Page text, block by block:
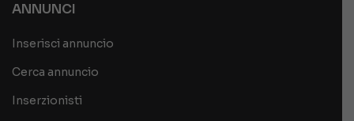
ANNUNCI
Inserisci annuncio
Cerca annuncio
Inserzionisti